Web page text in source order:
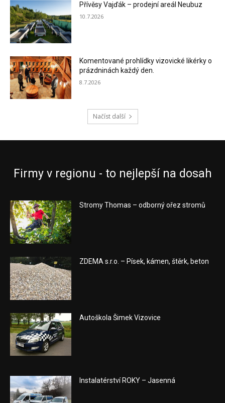
Přívěsy Vajďák – prodejní areál Neubuz
10.7.2026
Komentované prohlídky vizovické likérky o
prázdninách každý den.
8.7.2026
Načíst další
Firmy v regionu - to nejlepší na dosah
Stromy Thomas – odborný ořez stromů
ZDEMA s.r.o. – Písek, kámen, štěrk, beton
Autoškola Šimek Vizovice
Instalatérství ROKY – Jasenná